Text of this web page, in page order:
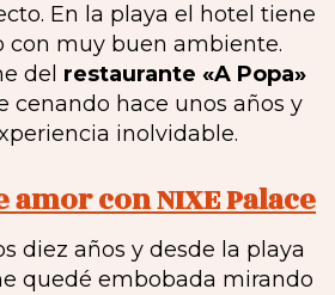
En la playa el hotel tiene
con muy buen ambiente.
del restaurante «A Popa»
cenando hace unos años y
inolvidable.
con NIXE Palace
diez años y desde la playa
quedé embobada mirando